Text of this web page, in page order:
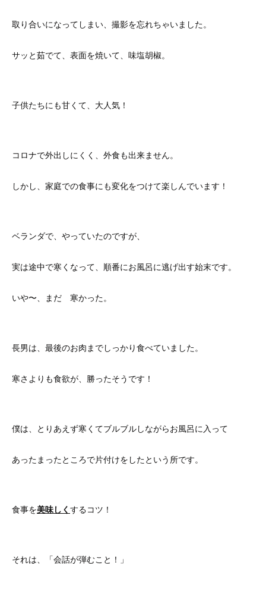
取り合いになってしまい、撮影を忘れちゃいました。
サッと茹でて、表面を焼いて、味塩胡椒。
子供たちにも甘くて、大人気！
コロナで外出しにくく、外食も出来ません。
しかし、家庭での食事にも変化をつけて楽しんでいます！
ベランダで、やっていたのですが、
実は途中で寒くなって、順番にお風呂に逃げ出す始末です。
いや〜、まだ 寒かった。
長男は、最後のお肉までしっかり食べていました。
寒さよりも食欲が、勝ったそうです！
僕は、とりあえず寒くてブルブルしながらお風呂に入って
あったまったところで片付けをしたという所です。
食事を美味しく するコツ！
それは、「会話が弾むこと！」